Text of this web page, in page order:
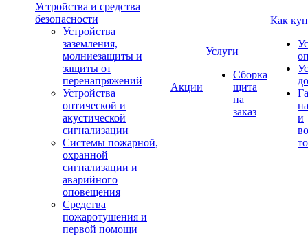
Устройства и средства
безопасности
Устройства
заземления,
молниезащиты и
защиты от
перенапряжений
Устройства
оптической и
акустической
сигнализации
Системы пожарной,
охранной
сигнализации и
аварийного
оповещения
Средства
пожаротушения и
первой помощи
Акции
Услуги
Сборка
щита
на
заказ
Как
и